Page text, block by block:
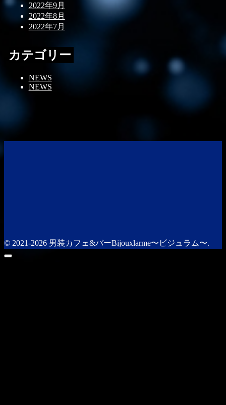
2022年9月
2022年8月
2022年7月
カテゴリー
NEWS
NEWS
© 2021-2026 男装カフェ&バーBijouxlarme〜ビジュラム〜.